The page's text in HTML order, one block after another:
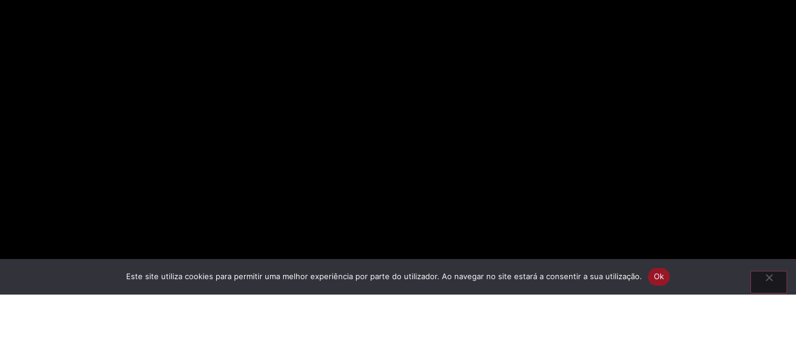
Este site utiliza cookies para permitir uma melhor experiência por parte do utilizador. Ao navegar no site estará a consentir a sua utilização. Ok